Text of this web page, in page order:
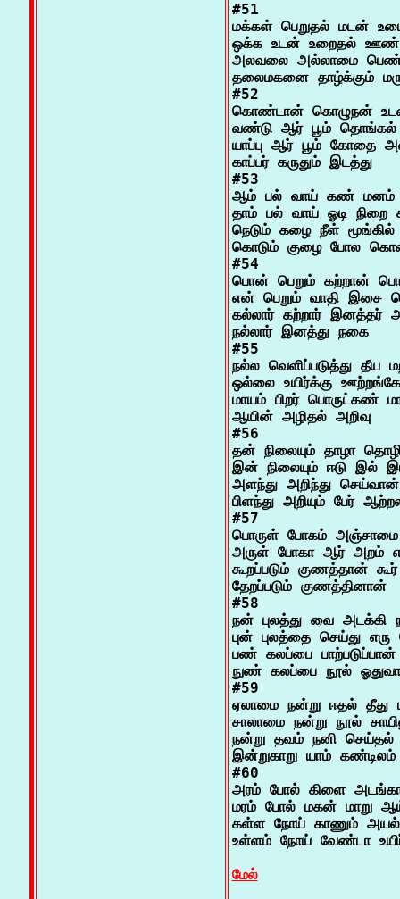
#51
மக்கள் பெறுதல் மடன்
ஒக்க உடன் உறைதல்
அலவலை அல்லாமை பெண்
தலைமகனை தாழ்க்கும்
#52
கொண்டான் கொழுநன்
வண்டு ஆர் பூம்
யாப்பு ஆர் பூம் கோதை
காப்பர் கருதும் இடத்து
#53
ஆம் பல் வாய் கண் மனம்
தாம் பல் வாய் ஓடி நிறை
நெடும் கழை நீள்
கொடும் குழை போல
#54
பொன் பெறும் கற்றான்
என் பெறும் வாதி இசை
கல்லார் கற்றார் இனத்தர்
நல்லார் இனத்து நகை
#55
நல்ல வெளிப்படுத்து தீய
ஒல்லை உயிர்க்கு
மாயம் பிறர் பொருட்கண்
ஆயின் அழிதல் அறிவு
#56
தன் நிலையும் தாழா
இன் நிலையும் ஈடு இல்
அளந்து அறிந்து
பிளந்து அறியும் பேர்
#57
பொருள் போகம்
அருள் போகா ஆர் அறம்
கூறப்படும் குணத்தான்
தேறப்படும் குணத்தினான்
#58
நன் புலத்து வை அடக்கி
புன் புலத்தை செய்து
பண் கலப்பை
நுண் கலப்பை நூல்
#59
ஏலாமை நன்று ஈதல் தீது
சாலாமை நன்று நூல்
நன்று தவம் நனி செய்தல்
இன்றுகாறு யாம் கண்டிலம்
#60
அரம் போல் கிளை
மரம் போல் மகன் மாறு
கள்ள நோய் காணும் அயல்
உள்ளம் நோய் வேண்டா
மேல்